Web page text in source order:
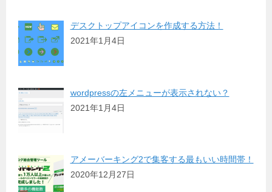
デスクトップアイコンを作成する方法！
2021年1月4日
wordpressの左メニューが表示されない？
2021年1月4日
アメーバーキング2で集客する最もいい時間帯！
2020年12月27日